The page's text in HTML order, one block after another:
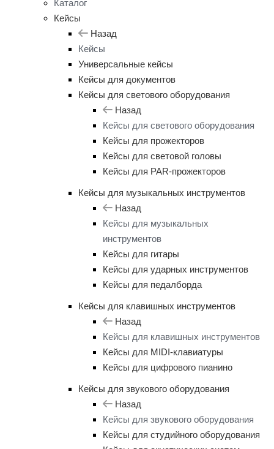
Каталог
Кейсы
Назад
Кейсы
Универсальные кейсы
Кейсы для документов
Кейсы для светового оборудования
Назад
Кейсы для светового оборудования
Кейсы для прожекторов
Кейсы для световой головы
Кейсы для PAR-прожекторов
Кейсы для музыкальных инструментов
Назад
Кейсы для музыкальных
инструментов
Кейсы для гитары
Кейсы для ударных инструментов
Кейсы для педалборда
Кейсы для клавишных инструментов
Назад
Кейсы для клавишных инструментов
Кейсы для MIDI-клавиатуры
Кейсы для цифрового пианино
Кейсы для звукового оборудования
Назад
Кейсы для звукового оборудования
Кейсы для студийного оборудования